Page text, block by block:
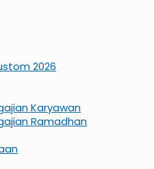
2026
Karyawan
Ramadhan